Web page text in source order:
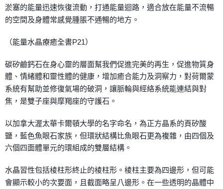
淤塞的能量迅速恢復流動，打通能量迴路，適合放在能量不流暢
的空間及身體常感覺腫脹不通暢的地方。
（能量水晶療癒全書P21）
碳矽鹼鈣石在身心靈的層面幫我們促進完美的再生，促進物質身
體、情緒體和靈性體的健康，增加癒合能力及洞察力，對荷爾蒙
系統有幫助並修復氣場的破洞，讓脈輪與經絡系統能連結與對
焦，是雙子座與摩羯座的守護石。
以加拿大渥太華卡爾頓大學的名字命名，為正方晶系的頁矽酸
鹽，藍色魚眼石家族，但環狀結構比魚眼石更為複雜，由四個及
六個四面體單元的環組成的雙層結構。
水晶習性包括棱柱形終止的棱柱形。棱柱主要為四邊形，但可能
會顯示較小的次要面，且截面略呈八邊形。在一些透明的晶體中